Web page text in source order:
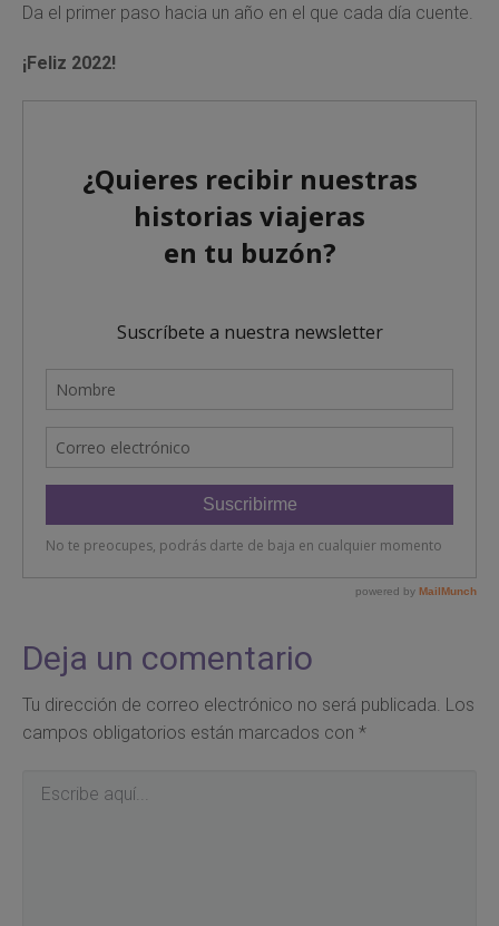
Da el primer paso hacia un año en el que cada día cuente.
¡Feliz 2022!
Deja un comentario
Tu dirección de correo electrónico no será publicada. Los
campos obligatorios están marcados con *